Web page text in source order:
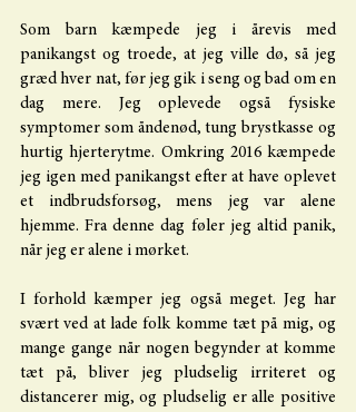
Som barn kæmpede jeg i årevis med
panikangst og troede, at jeg ville dø, så jeg
græd hver nat, før jeg gik i seng og bad om en
dag mere. Jeg oplevede også fysiske
symptomer som åndenød, tung brystkasse og
hurtig hjerterytme. Omkring 2016 kæmpede
jeg igen med panikangst efter at have oplevet
et indbrudsforsøg, mens jeg var alene
hjemme. Fra denne dag føler jeg altid panik,
når jeg er alene i mørket.
I forhold kæmper jeg også meget. Jeg har
svært ved at lade folk komme tæt på mig, og
mange gange når nogen begynder at komme
tæt på, bliver jeg pludselig irriteret og
distancerer mig, og pludselig er alle positive